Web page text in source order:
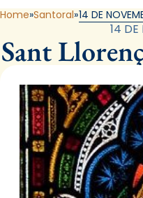
Home Santoral 14 DE
14 DE
Sant